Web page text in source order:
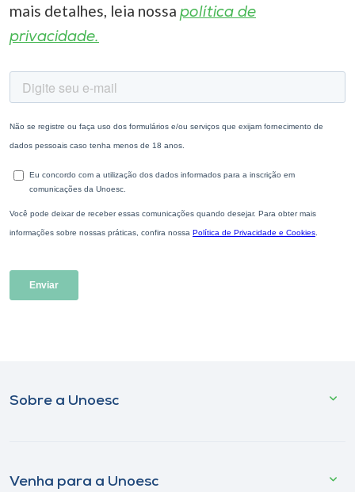
mais detalhes, leia nossa política de
privacidade.
Sobre a Unoesc
Venha para a Unoesc